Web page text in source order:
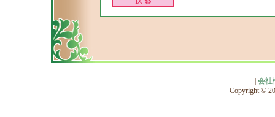
会社
Copyright ©